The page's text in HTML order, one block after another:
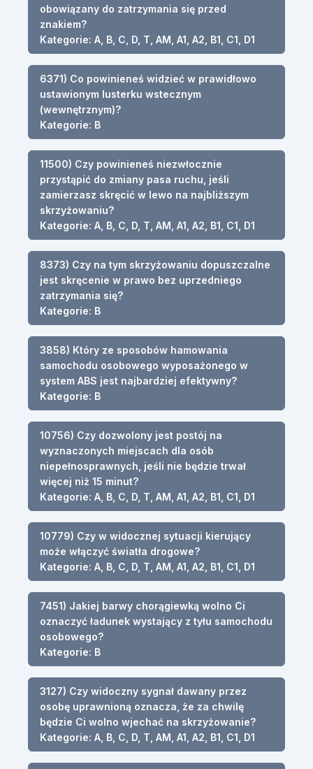
obowiązany do zatrzymania się przed
znakiem?
Kategorie: A, B, C, D, T, AM, A1, A2, B1, C1, D1
6371) Co powinieneś widzieć w prawidłowo
ustawionym lusterku wstecznym
(wewnętrznym)?
Kategorie: B
11500) Czy powinieneś niezwłocznie
przystąpić do zmiany pasa ruchu, jeśli
zamierzasz skręcić w lewo na najbliższym
skrzyżowaniu?
Kategorie: A, B, C, D, T, AM, A1, A2, B1, C1, D1
8373) Czy na tym skrzyżowaniu dopuszczalne
jest skręcenie w prawo bez uprzedniego
zatrzymania się?
Kategorie: B
3858) Który ze sposobów hamowania
samochodu osobowego wyposażonego w
system ABS jest najbardziej efektywny?
Kategorie: B
10756) Czy dozwolony jest postój na
wyznaczonych miejscach dla osób
niepełnosprawnych, jeśli nie będzie trwał
więcej niż 15 minut?
Kategorie: A, B, C, D, T, AM, A1, A2, B1, C1, D1
10779) Czy w widocznej sytuacji kierujący
może włączyć światła drogowe?
Kategorie: A, B, C, D, T, AM, A1, A2, B1, C1, D1
7451) Jakiej barwy chorągiewką wolno Ci
oznaczyć ładunek wystający z tyłu samochodu
osobowego?
Kategorie: B
3127) Czy widoczny sygnał dawany przez
osobę uprawnioną oznacza, że za chwilę
będzie Ci wolno wjechać na skrzyżowanie?
Kategorie: A, B, C, D, T, AM, A1, A2, B1, C1, D1